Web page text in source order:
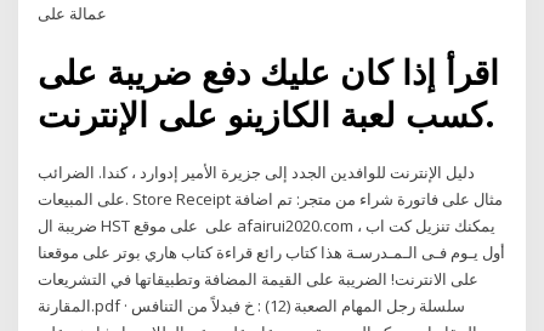
عمالة على
اقرأ إذا كان عليك دفع ضريبة على
كسب لعبة الكازينو على الإنترنت.
دليل الإنترنت للوافدين الجدد إلى جزيرة الأمير إدوارد ، كندا. الضرائب
على المبيعات. Store Receipt مثال على فاتورة شراء من متجر: تم اضافة
ضريبة ال HST على على موقع afairui2020.com ، يمكنك تنزيل كت اب
أول يـوم فـى الـمـدرسـة هذا كتاب رائع قراءة كتاب هاري بوتر على موقعنا
على الانترنت! الضريبة على القيمة المضافة وتطبيقاتها في التشريعات
المقارنة.pdf · سلسلة رجل المهام الصعبة (12) : خ فبدلاً من التنافس